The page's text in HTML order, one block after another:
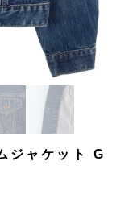
ジャケット G